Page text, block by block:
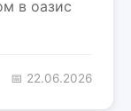
в оазис
📅 22.06.2026